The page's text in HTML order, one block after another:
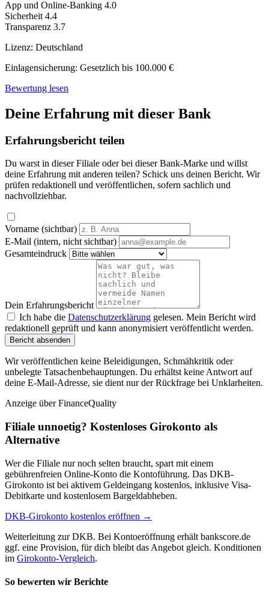
App und Online-Banking 4.0
Sicherheit 4.4
Transparenz 3.7
Lizenz: Deutschland
Einlagensicherung: Gesetzlich bis 100.000 €
Bewertung lesen
Deine Erfahrung mit dieser Bank
Erfahrungsbericht teilen
Du warst in dieser Filiale oder bei dieser Bank-Marke und willst
deine Erfahrung mit anderen teilen? Schick uns deinen Bericht. Wir
prüfen redaktionell und veröffentlichen, sofern sachlich und
nachvollziehbar.
Vorname (sichtbar)
E-Mail (intern, nicht sichtbar)
Gesamteindruck
Dein Erfahrungsbericht
Ich habe die Datenschutzerklärung gelesen. Mein Bericht wird
redaktionell geprüft und kann anonymisiert veröffentlicht werden.
Bericht absenden
Wir veröffentlichen keine Beleidigungen, Schmähkritik oder
unbelegte Tatsachenbehauptungen. Du erhältst keine Antwort auf
deine E-Mail-Adresse, sie dient nur der Rückfrage bei Unklarheiten.
Anzeige über FinanceQuality
Filiale unnoetig? Kostenloses Girokonto als
Alternative
Wer die Filiale nur noch selten braucht, spart mit einem
gebührenfreien Online-Konto die Kontoführung. Das DKB-
Girokonto ist bei aktivem Geldeingang kostenlos, inklusive Visa-
Debitkarte und kostenlosem Bargeldabheben.
DKB-Girokonto kostenlos eröffnen →
Weiterleitung zur DKB. Bei Kontoeröffnung erhält bankscore.de
ggf. eine Provision, für dich bleibt das Angebot gleich. Konditionen
im Girokonto-Vergleich.
So bewerten wir Berichte